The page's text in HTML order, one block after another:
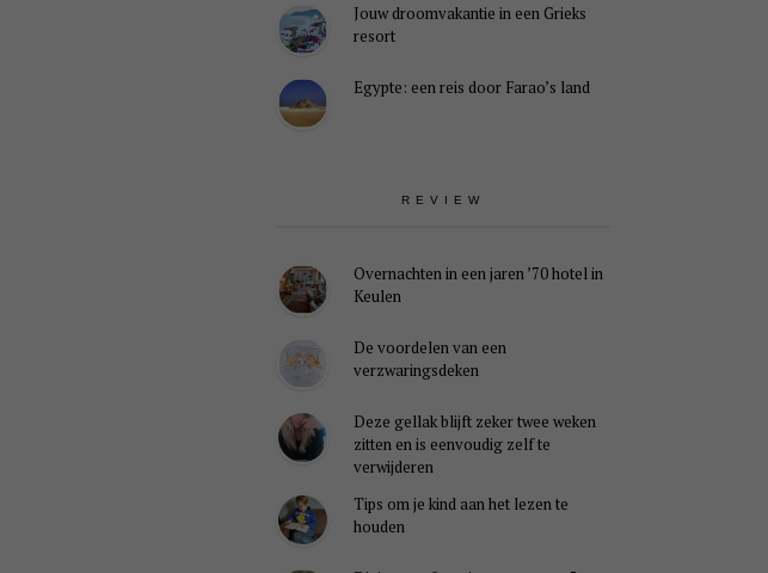
Jouw droomvakantie in een Grieks
resort
Egypte: een reis door Farao’s land
REVIEW
Overnachten in een jaren ’70 hotel in
Keulen
De voordelen van een
verzwaringsdeken
Deze gellak blijft zeker twee weken
zitten en is eenvoudig zelf te
verwijderen
Tips om je kind aan het lezen te
houden